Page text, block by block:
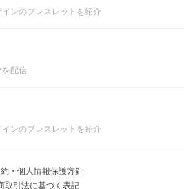
ンのブレスレットを紹介
を配信
ンのブレスレットを紹介
・個人情報保護方針
取引法に基づく表記